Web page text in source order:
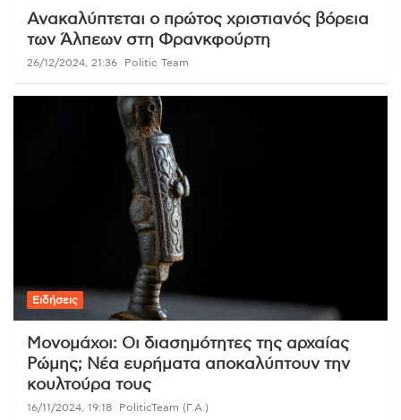
Ανακαλύπτεται ο πρώτος χριστιανός βόρεια
των Άλπεων στη Φρανκφούρτη
26/12/2024, 21:36 Politic Team
Ειδήσεις
Μονομάχοι: Οι διασημότητες της αρχαίας
Ρώμης; Νέα ευρήματα αποκαλύπτουν την
κουλτούρα τους
16/11/2024, 19:18 PoliticTeam (Γ.Α.)